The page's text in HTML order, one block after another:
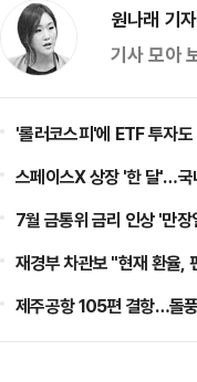
원나래 기
기사 모아
'롤러코스피'에 ETF 투자
스페이스X 상장 '한 달'…
7월 금통위 금리 인상 '만
재경부 차관보 "현재 환율,
제주공항 105편 결항…돌